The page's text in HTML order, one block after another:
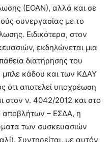
(ΕΟΑΝ), αλλά και σε
συνεργασίας με το
Ειδικότερα, στον
εκδηλώνεται μια
διατήρησης του
μπλε κάδου και των ΚΔΑΥ
ότι αποτελεί υποχρέωση
ν. 4042/2012 και στο
αποβλήτων – ΕΣΔΑ, η
των συσκευασιών
Συντηρείται, με αυτόν